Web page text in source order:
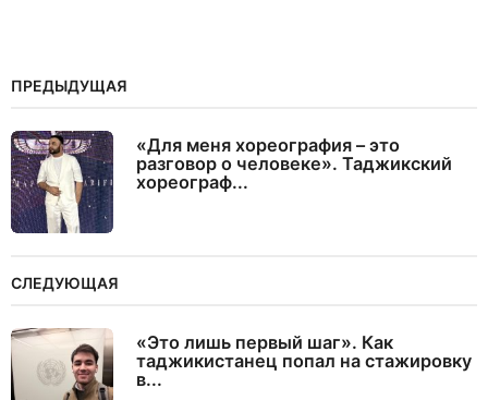
ПРЕДЫДУЩАЯ
«Для меня хореография – это
разговор о человеке». Таджикский
хореограф...
СЛЕДУЮЩАЯ
«Это лишь первый шаг». Как
таджикистанец попал на стажировку
в...